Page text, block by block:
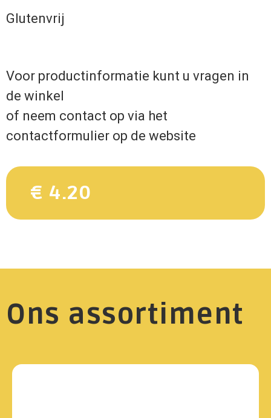
Glutenvrij
Voor productinformatie kunt u vragen in
de winkel
of neem contact op via het
contactformulier op de website
€ 4.20
Ons assortiment